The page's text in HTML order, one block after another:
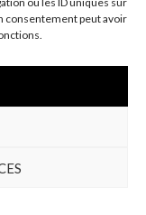
consentement peut avoir
transporté à
Fauché par
Homme de 22